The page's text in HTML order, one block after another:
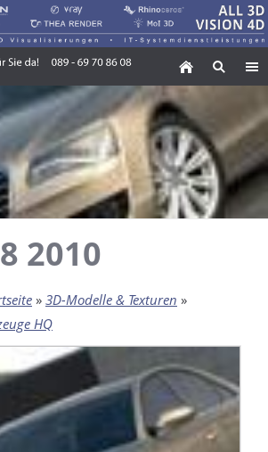
2010
» 3D-Modelle & Texturen »
HQ